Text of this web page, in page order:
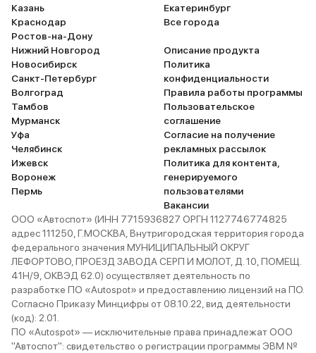
Казань
Краснодар
Ростов-на-Дону
Нижний Новгород
Новосибирск
Санкт-Петербург
Волгоград
Тамбов
Мурманск
Уфа
Челябинск
Ижевск
Воронеж
Пермь
Екатеринбург
Все города
Описание продукта
Политика
конфиденциальности
Правила работы программы
Пользовательское
соглашение
Согласие на получение
рекламных рассылок
Политика для контента,
генерируемого
пользователями
Вакансии
ООО «Автоспот» (ИНН 7715936827 ОРГН 1127746774825
адрес 111250, Г.МОСКВА, Внутригородская территория города
федерального значения МУНИЦИПАЛЬНЫЙ ОКРУГ
ЛЕФОРТОВО, ПРОЕЗД ЗАВОДА СЕРП И МОЛОТ, Д. 10, ПОМЕЩ.
41Н/9, ОКВЭД 62.0) осуществляет деятельность по
разработке ПО «Autospot» и предоставлению лицензий на ПО.
Согласно Приказу Минцифры от 08.10.22, вид деятельности
(код): 2.01.
ПО «Autospot» — исключительные права принадлежат ООО
"Автоспот": свидетельство о регистрации программы ЭВМ №